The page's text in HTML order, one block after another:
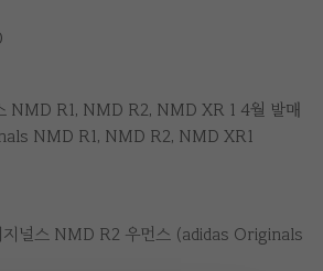
지널스 NMD R2 우먼스 (adidas Originals